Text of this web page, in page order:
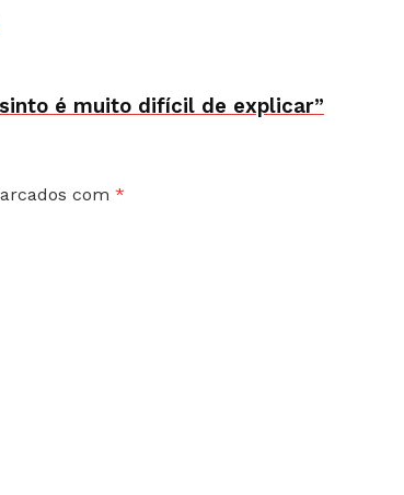
é muito difícil de explicar”
com *